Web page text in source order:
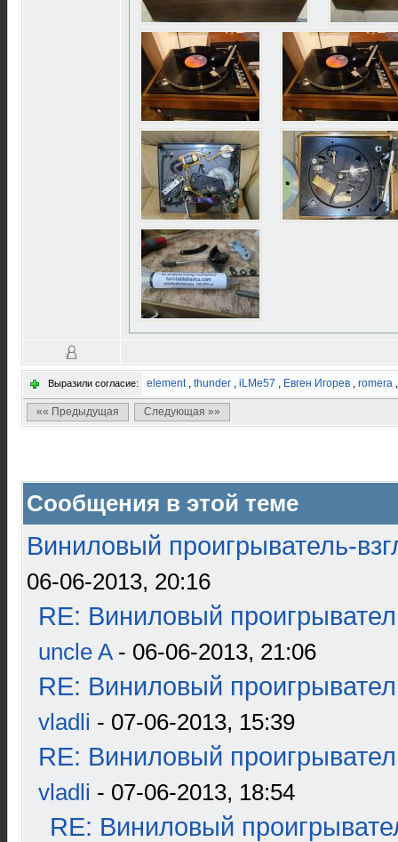
Выразили согласие: element, thunder , iLMe57 , Евген Игорев , romera
«« Предыдущая Следующая »»
Сообщения в этой теме
Виниловый проигрыватель-
06-06-2013, 20:16
RE: Виниловый
uncle A- 06-06-2013, 21:06
RE: Виниловый
vladli - 07-06-2013, 15:39
RE: Виниловый
vladli - 07-06-2013, 18:54
RE: Виниловый